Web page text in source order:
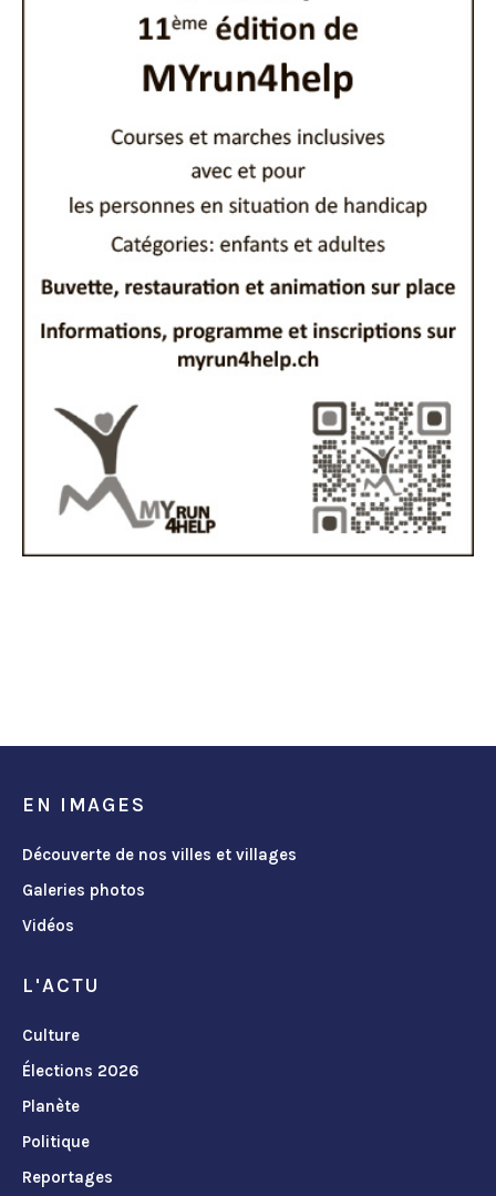
EN IMAGES
Découverte de nos villes et villages
Galeries photos
Vidéos
L'ACTU
Culture
Élections 2026
Planète
Politique
Reportages